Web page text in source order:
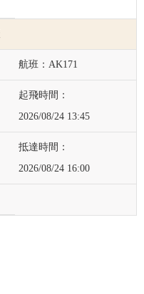
AK171
2026/08/24 13:45
2026/08/24 16:00